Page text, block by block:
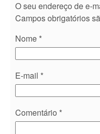
O seu endereço de e-
Campos obrigatórios
Nome *
E-mail *
Comentário *